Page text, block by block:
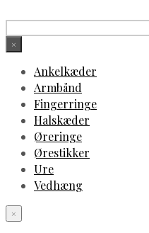
×
Ankelkæder
Armbånd
Fingerringe
Halskæder
Øreringe
Ørestikker
Ure
Vedhæng
×